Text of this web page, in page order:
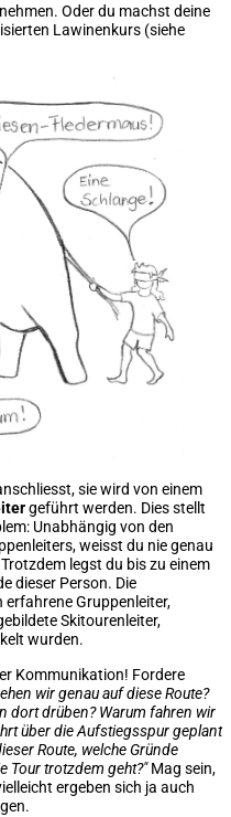
nehmen. Oder du machst deine
Lawinenkurs (siehe
sie wird von einem
geführt werden. Dies stellt
Unabhängig von den
weisst du nie genau
legst du bis zu einem
dieser Person. Die
Gruppenleiter,
Skitourenleiter,
wurden.
Kommunikation! Fordere
wir genau auf diese Route?
dort drüben? Warum fahren wir
über die Aufstiegsspur geplant
Route, welche Gründe
Tour trotzdem geht?"Mag sein,
ergeben sich ja auch